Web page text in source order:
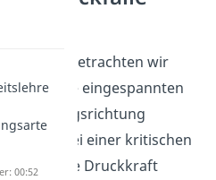
betrachten wir
einer Seite eingespannten
in der Längsrichtung
wird und bei einer kritischen
Diese Druckkraft
00:52